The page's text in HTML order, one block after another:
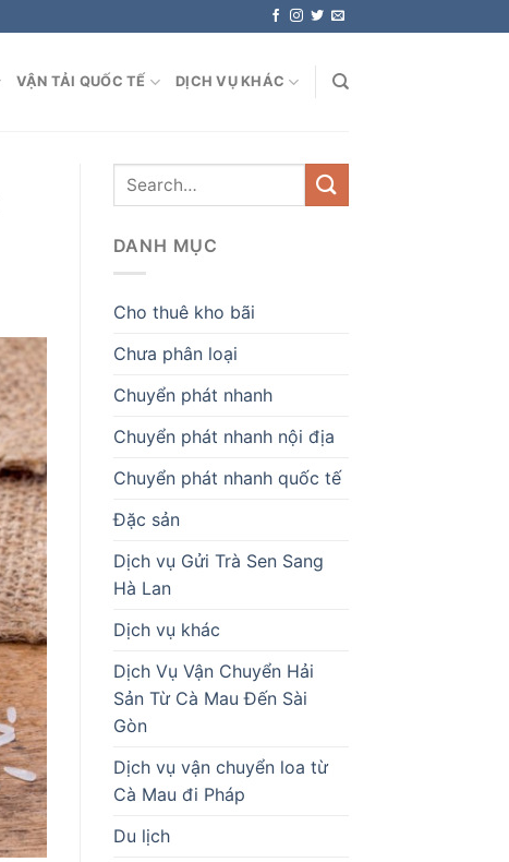
VẬN TẢI QUỐC TẾ DỊCH VỤ KHÁC
DANH MỤC
Cho thuê kho bãi
Chưa phân loại
Chuyển phát nhanh
Chuyển phát nhanh nội địa
Chuyển phát nhanh quốc tế
Đặc sản
Dịch vụ Gửi Trà Sen Sang
Hà Lan
Dịch vụ khác
Dịch Vụ Vận Chuyển Hải
Sản Từ Cà Mau Đến Sài
Gòn
Dịch vụ vận chuyển loa từ
Cà Mau đi Pháp
Du lịch